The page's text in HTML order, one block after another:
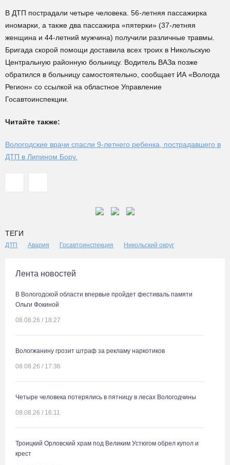
В ДТП пострадали четыре человека. 56-летняя пассажирка
иномарки, а также два пассажира «пятерки» (37-летняя
женщина и 44-летний мужчина) получили различные травмы.
Бригада скорой помощи доставила всех троих в Никольскую
Центральную районную больницу. Водитель ВАЗа позже
обратился в больницу самостоятельно, сообщает ИА «Вологда
Регион» со ссылкой на областное Управление
Госавтоинспекции.
Читайте также:
Вологодские врачи спасли 9-летнего ребенка, пострадавшего в
ДТП в Липином Бору.
ТЕГИ
ДТП Авария Госавтоинспекция Никольский округ
Лента новостей
В Вологодской области впервые пройдет фестиваль памяти
Ольги Фокиной
08.08.26 / 18:27
Вологжанину грозит штраф за рекламу наркотиков
08.08.26 / 17:36
Четыре человека потерялись в пятницу в лесах Вологодчины
08.08.26 / 16:11
Троицкий Орловский храм под Великим Устюгом обрел купол и
крест